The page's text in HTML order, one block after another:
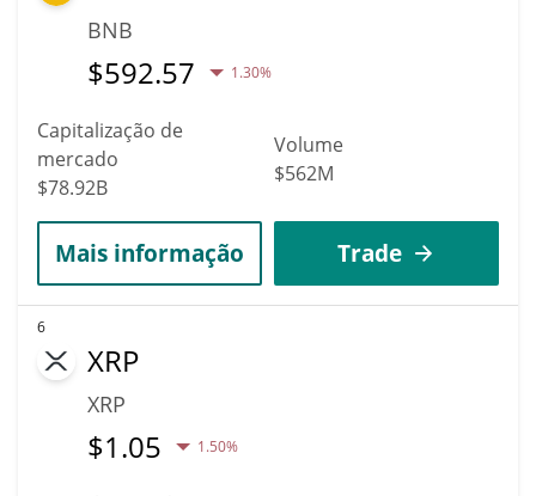
BNB
$592.57 1.30%
Capitalização de
mercado
$78.92B
Volume
$562M
Mais informação Trade
6
XRP
XRP
$1.05 1.50%